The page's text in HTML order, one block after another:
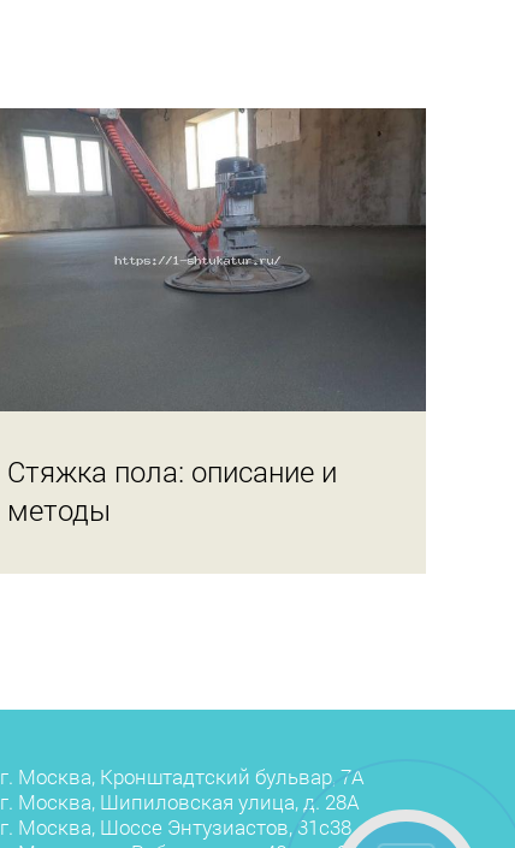
Стяжка пола: описание и
методы
г. Москва, Кронштадтский бульвар, 7А
г. Москва, Шипиловская улица, д. 28А
г. Москва, Шоссе Энтузиастов, 31с38